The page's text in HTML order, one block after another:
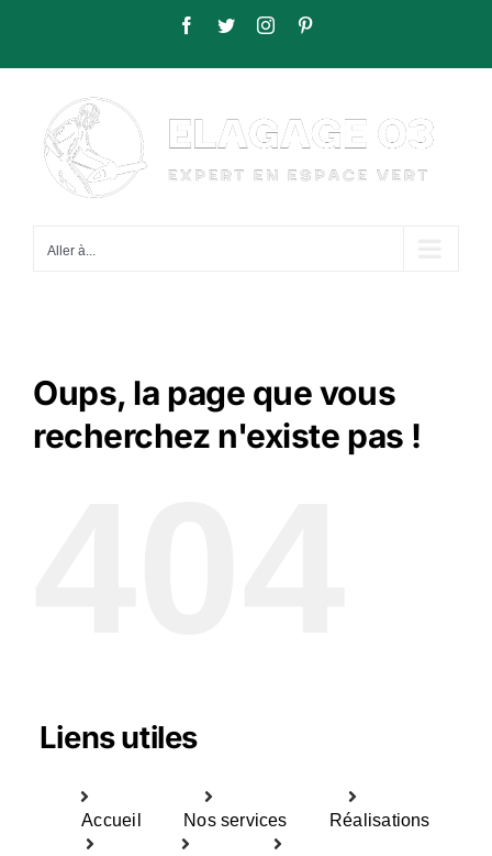
Facebook
TwitterInstagram
Aller à...
Oups, la page que vous
recherchez n'existe pas !
Liens utiles
Accueil Nos services Réalisations